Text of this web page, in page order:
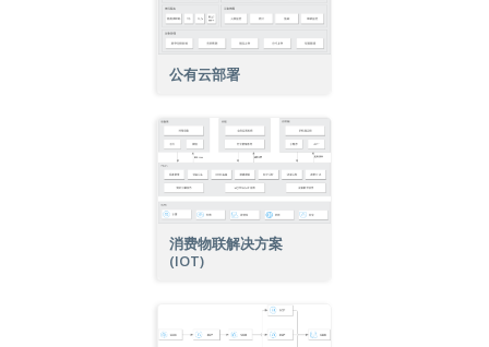
公有云部署
消费物联解决方案
(IOT)